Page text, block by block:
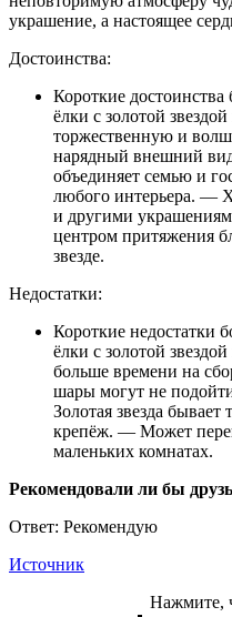
украшение, а настоящее
Достоинства:
Короткие
ёлки с золотой
торжественную и
нарядный внешний
объединяет семью и
любого интерьера. —
и другими
центром притяжения
звезде.
Недостатки:
Короткие недостатки
ёлки с золотой
больше времени на
шары могут не
Золотая звезда
крепёж. — Может
маленьких комнатах.
Рекомендовали ли бы
Ответ: Рекомендую
Источник
Нажмите,